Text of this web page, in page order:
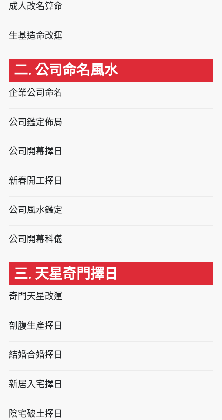
成人改名算命
生基造命改運
二. 公司命名風水
企業公司命名
公司鑑定佈局
公司開幕擇日
新春開工擇日
公司風水鑑定
公司開幕科儀
三. 天星奇門擇日
奇門天星改運
剖腹生產擇日
結婚合婚擇日
新居入宅擇日
陰宅破土擇日